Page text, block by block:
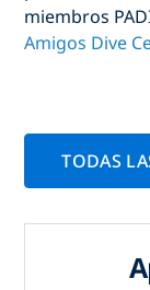
miembros
Amigos Dive
TODAS